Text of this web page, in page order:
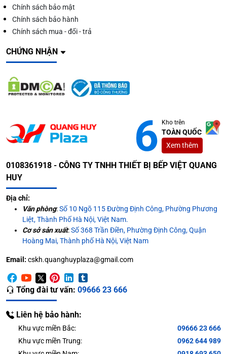
Chính sách bảo mật
Chính sách bảo hành
Chính sách mua - đổi - trả
CHỨNG NHẬN
Kho trên
TOÀN QUỐC
Xem thêm
0108361918 - CÔNG TY TNHH THIẾT BỊ BẾP VIỆT QUANG
HUY
Địa chỉ:
Văn phòng:Số 10 Ngõ 115 Đường Định Công, Phường Phương
Liệt, Thành Phố Hà Nội, Việt Nam.
Cơ sở sản xuất:Số 368 Trần Điền, Phường Định Công, Quận
Hoàng Mai, Thành phố Hà Nội, Việt Nam
Email: cskh.quanghuyplaza@gmail.com
Tổng đài tư vấn: 09666 23 666
Liên hệ bảo hành:
Khu vực miền Bắc:
09666 23 666
Khu vực miền Trung:
0962 644 989